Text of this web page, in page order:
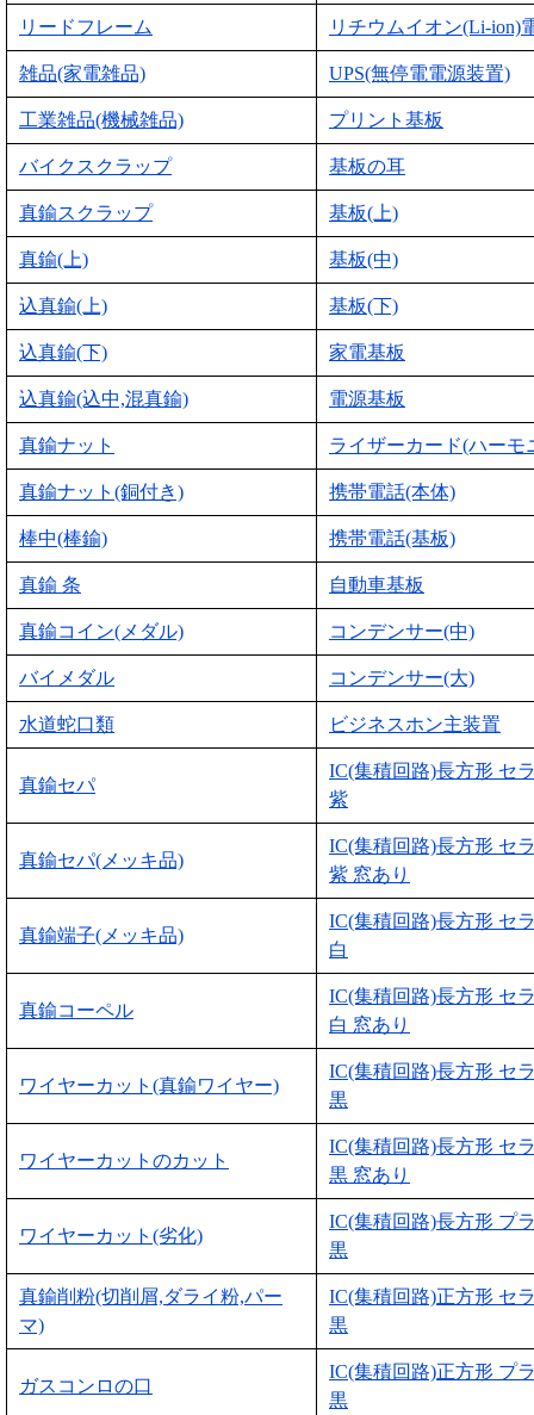
リードフレーム リチウムイオン(Li-ion)
雑品(家電雑品) UPS(無停電電源装置)
工業雑品(機械雑品) プリント基板
バイクスクラップ 基板の耳
真鍮スクラップ 基板(上)
真鍮(上) 基板(中)
込真鍮(上) 基板(下)
込真鍮(下) 家電基板
込真鍮(込中,混真鍮) 電源基板
真鍮ナット ライザーカード(ハーモ
真鍮ナット(銅付き) 携帯電話(本体)
棒中(棒鍮) 携帯電話(基板)
真鍮 条 自動車基板
真鍮コイン(メダル) コンデンサー(中)
バイメダル コンデンサー(大)
水道蛇口類 ビジネスホン主装置
真鍮セパ
IC(集積回路)長方形 セ
紫
真鍮セパ(メッキ品)
IC(集積回路)長方形 セ
紫 窓あり
真鍮端子(メッキ品)
IC(集積回路)長方形 セ
白
真鍮コーペル
IC(集積回路)長方形 セ
白 窓あり
ワイヤーカット(真鍮ワイヤー)
IC(集積回路)長方形 セ
黒
ワイヤーカットのカット
IC(集積回路)長方形 セ
黒 窓あり
ワイヤーカット(劣化)
IC(集積回路)長方形 プ
黒
真鍮削粉(切削屑,ダライ粉,パー
マ)
IC(集積回路)正方形 セ
黒
ガスコンロの口
IC(集積回路)正方形 プ
黒